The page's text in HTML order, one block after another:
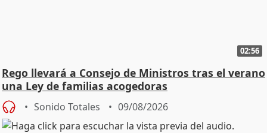
02:56
Rego llevará a Consejo de Ministros tras el verano
una Ley de familias acogedoras
Sonido Totales 09/08/2026